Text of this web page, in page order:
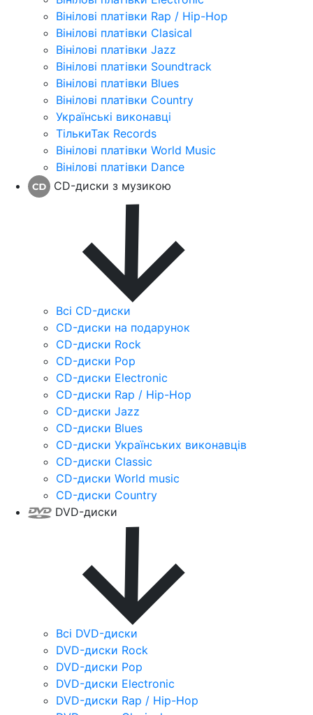
Вінілові платівки Rap / Hip-Hop
Вінілові платівки Clasical
Вінілові платівки Jazz
Вінілові платівки Soundtrack
Вінілові платівки Blues
Вінілові платівки Country
Українські виконавці
ТількиТак Records
Вінілові платівки World Music
Вінілові платівки Dance
CD-диски з музикою
Всі CD-диски
CD-диски на подарунок
CD-диски Rock
CD-диски Pop
CD-диски Electronic
CD-диски Rap / Hip-Hop
CD-диски Jazz
CD-диски Blues
CD-диски Українських виконавців
CD-диски Classic
CD-диски World music
CD-диски Country
DVD-диски
Всі DVD-диски
DVD-диски Rock
DVD-диски Pop
DVD-диски Electronic
DVD-диски Rap / Hip-Hop